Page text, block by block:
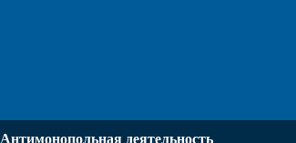
Антимонопольная деятельность